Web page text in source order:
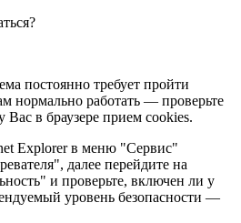
постоянно требует пройти
нормально работать — проверьте
в браузере прием cookies.
Explorer в меню "Сервис"
далее перейдите на
и проверьте, включен ли у
уровень безопасности —